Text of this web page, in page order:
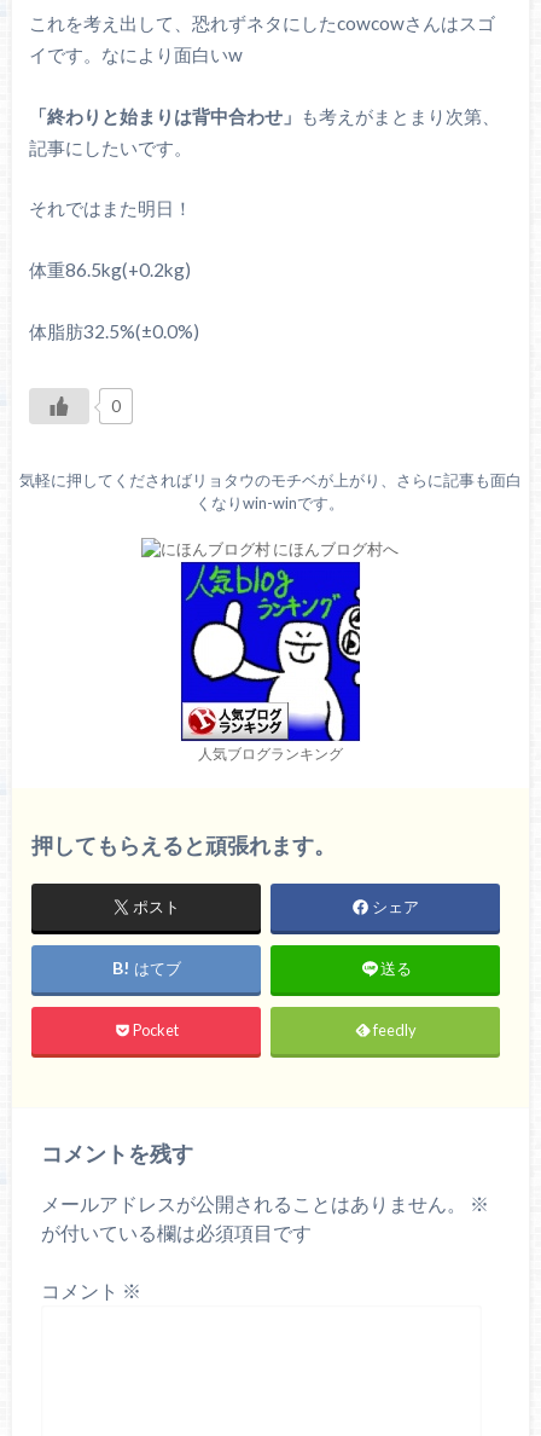
これを考え出して、恐れずネタにしたcowcowさんはスゴ
イです。なにより面白いw
「終わりと始まりは背中合わせ」
も考えがまとまり次第、
記事にしたいです。
それではまた明日！
体重86.5kg(+0.2kg)
体脂肪32.5%(±0.0%)
0
気軽に押してくださればリョタウのモチベが上がり、さらに記事も面白
くなりwin-winです。
人気ブログランキング
押してもらえると頑張れます。
ポスト シェア
はてブ 送る
Pocket feedly
コメントを残す
メールアドレスが公開されることはありません。
※
が付いている欄は必須項目です
コメント ※